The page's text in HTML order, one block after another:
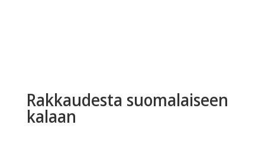
Rakkaudesta suomalaiseen
kalaan